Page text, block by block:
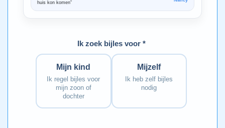
huis kon komen”
Ik zoek bijles voor *
Mijn kind
Ik regel bijles voor
mijn zoon of
dochter
Mijzelf
Ik heb zelf bijles
nodig